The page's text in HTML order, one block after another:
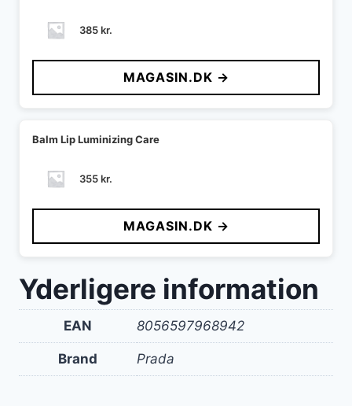
385kr.
MAGASIN.DK →
Balm Lip Luminizing Care
355kr.
MAGASIN.DK →
Yderligere information
EAN 8056597968942
Brand Prada